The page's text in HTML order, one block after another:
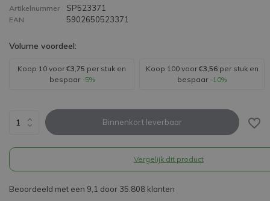
Artikelnummer SP523371
EAN 5902650523371
Volume voordeel:
Koop 10 voor€3,75 per stuk en
bespaar -5%
Koop 100 voor€3,56per stuk en
bespaar -10%
Binnenkort leverbaar
Vergelijk dit product
Beoordeeld met een 9,1 door 35.808 klanten